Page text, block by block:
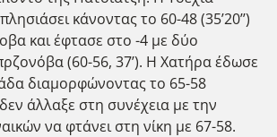
κάνοντας το 60-48 (35’20’’)
και έφτασε στο -4 με δύο
(60-56, 37’). Η Χατήρα έδωσε
διαμορφώνοντας το 65-58
δεν άλλαξε στη συνέχεια με την
να φτάνει στη νίκη με 67-58.